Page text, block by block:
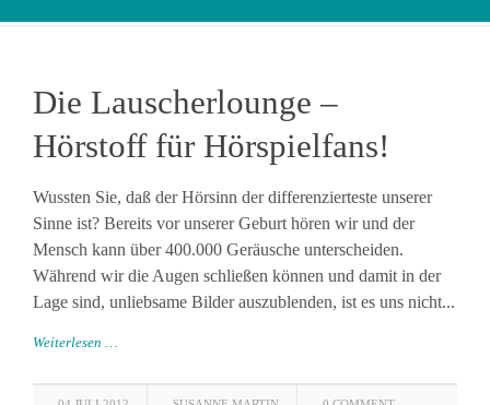
Die Lauscherlounge –
Hörstoff für Hörspielfans!
Wussten Sie, daß der Hörsinn der differenzierteste unserer
Sinne ist? Bereits vor unserer Geburt hören wir und der
Mensch kann über 400.000 Geräusche unterscheiden.
Während wir die Augen schließen können und damit in der
Lage sind, unliebsame Bilder auszublenden, ist es uns nicht...
Weiterlesen …